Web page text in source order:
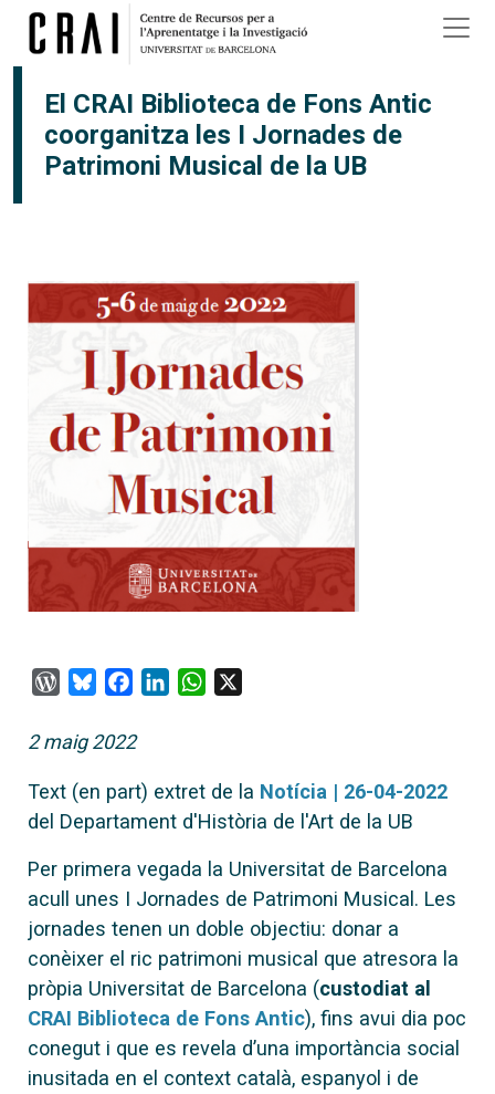
Vés al contingut
El CRAI Biblioteca de Fons Antic
coorganitza les I Jornades de
Patrimoni Musical de la UB
WordPress
BlueskyFacebook
LinkedInWhatsApp
2 maig 2022
Text (en part) extret de la Notícia | 26-04-2022
del Departament d'Història de l'Art de la UB
Per primera vegada la Universitat de Barcelona
acull unes I Jornades de Patrimoni Musical. Les
jornades tenen un doble objectiu: donar a
conèixer el ric patrimoni musical que atresora la
pròpia Universitat de Barcelona (custodiat al
CRAI Biblioteca de Fons Antic), fins avui dia poc
conegut i que es revela d’una importància social
inusitada en el context català, espanyol i de